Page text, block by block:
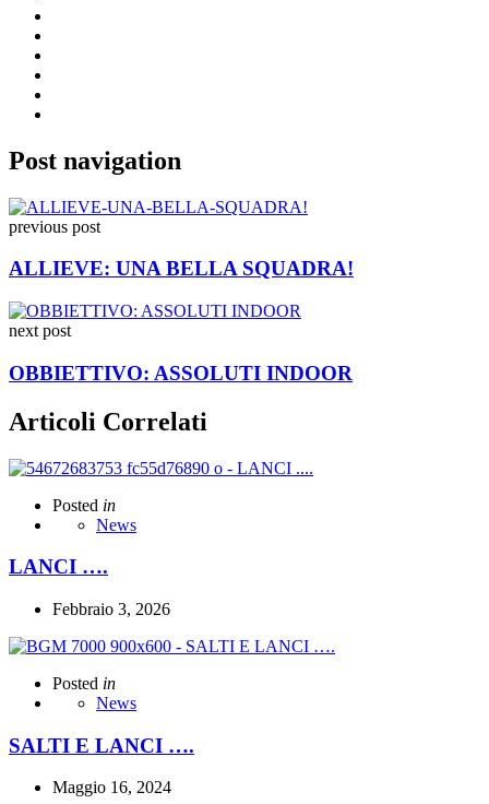
Post navigation
previous post
ALLIEVE: UNA BELLA SQUADRA!
next post
OBBIETTIVO: ASSOLUTI INDOOR
Articoli Correlati
Posted in
News
LANCI ….
Febbraio 3, 2026
Posted in
News
SALTI E LANCI ….
Maggio 16, 2024